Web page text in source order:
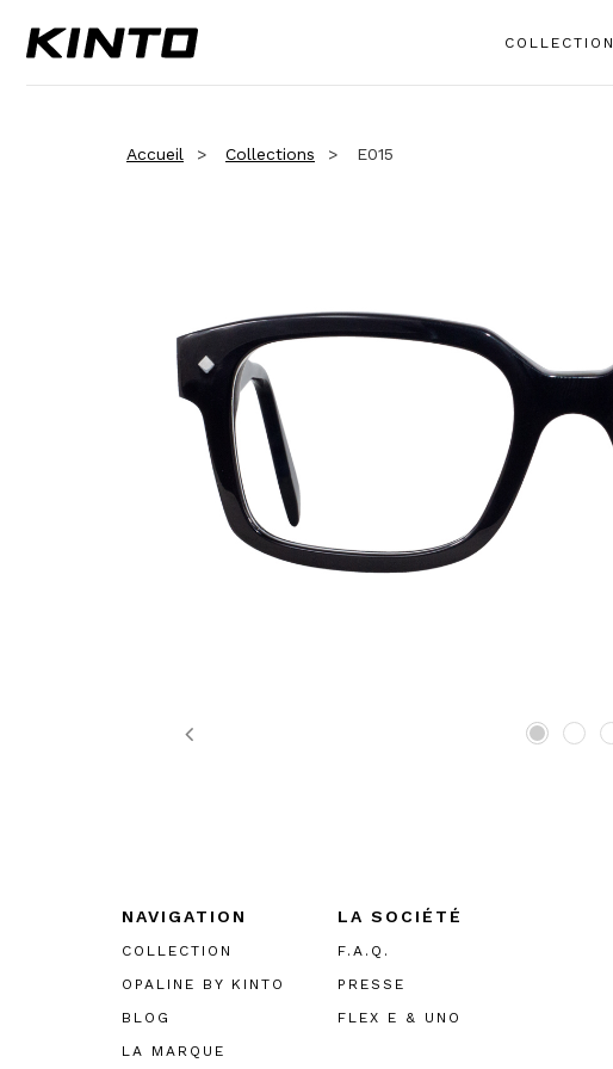
COLLECTION
Accueil Collections E015
Previous
NAVIGATION
COLLECTION
OPALINE BY KINTO
BLOG
LA MARQUE
LA SOCIÉTÉ
F.A.Q.
PRESSE
FLEX E & UNO